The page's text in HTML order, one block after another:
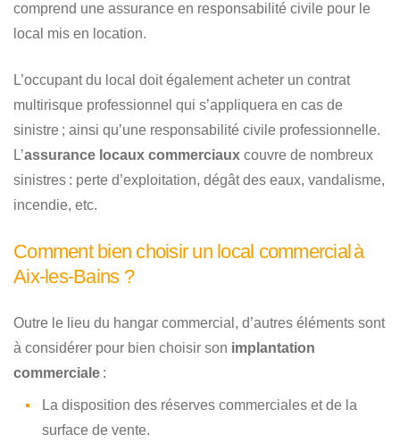
comprend une assurance en responsabilité civile pour le
local mis en location.
L’occupant du local doit également acheter un contrat
multirisque professionnel qui s’appliquera en cas de
sinistre ; ainsi qu’une responsabilité civile professionnelle.
L’assurance locaux commerciaux couvre de nombreux
sinistres : perte d’exploitation, dégât des eaux, vandalisme,
incendie, etc.
Comment bien choisir un local commercial à
Aix-les-Bains ?
Outre le lieu du hangar commercial, d’autres éléments sont
à considérer pour bien choisir son implantation
commerciale :
La disposition des réserves commerciales et de la
surface de vente.